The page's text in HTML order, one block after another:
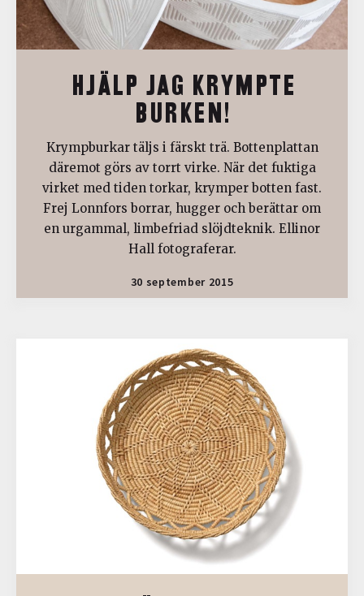
HJÄLP JAG KRYMPTE
BURKEN!
Krympburkar täljs i färskt trä. Bottenplattan
däremot görs av torrt virke. När det fuktiga
virket med tiden torkar, krymper botten fast.
Frej Lonnfors borrar, hugger och berättar om
en urgammal, limbefriad slöjdteknik. Ellinor
Hall fotograferar.
30 september 2015